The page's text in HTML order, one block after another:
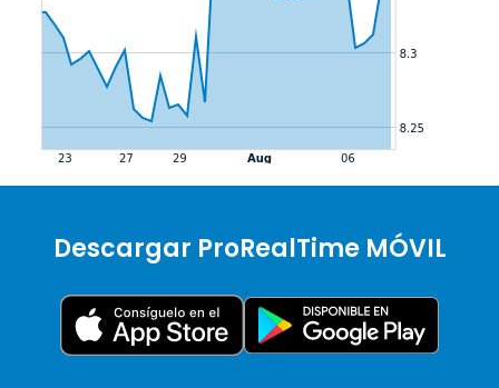
Descargar ProRealTime MÓVIL